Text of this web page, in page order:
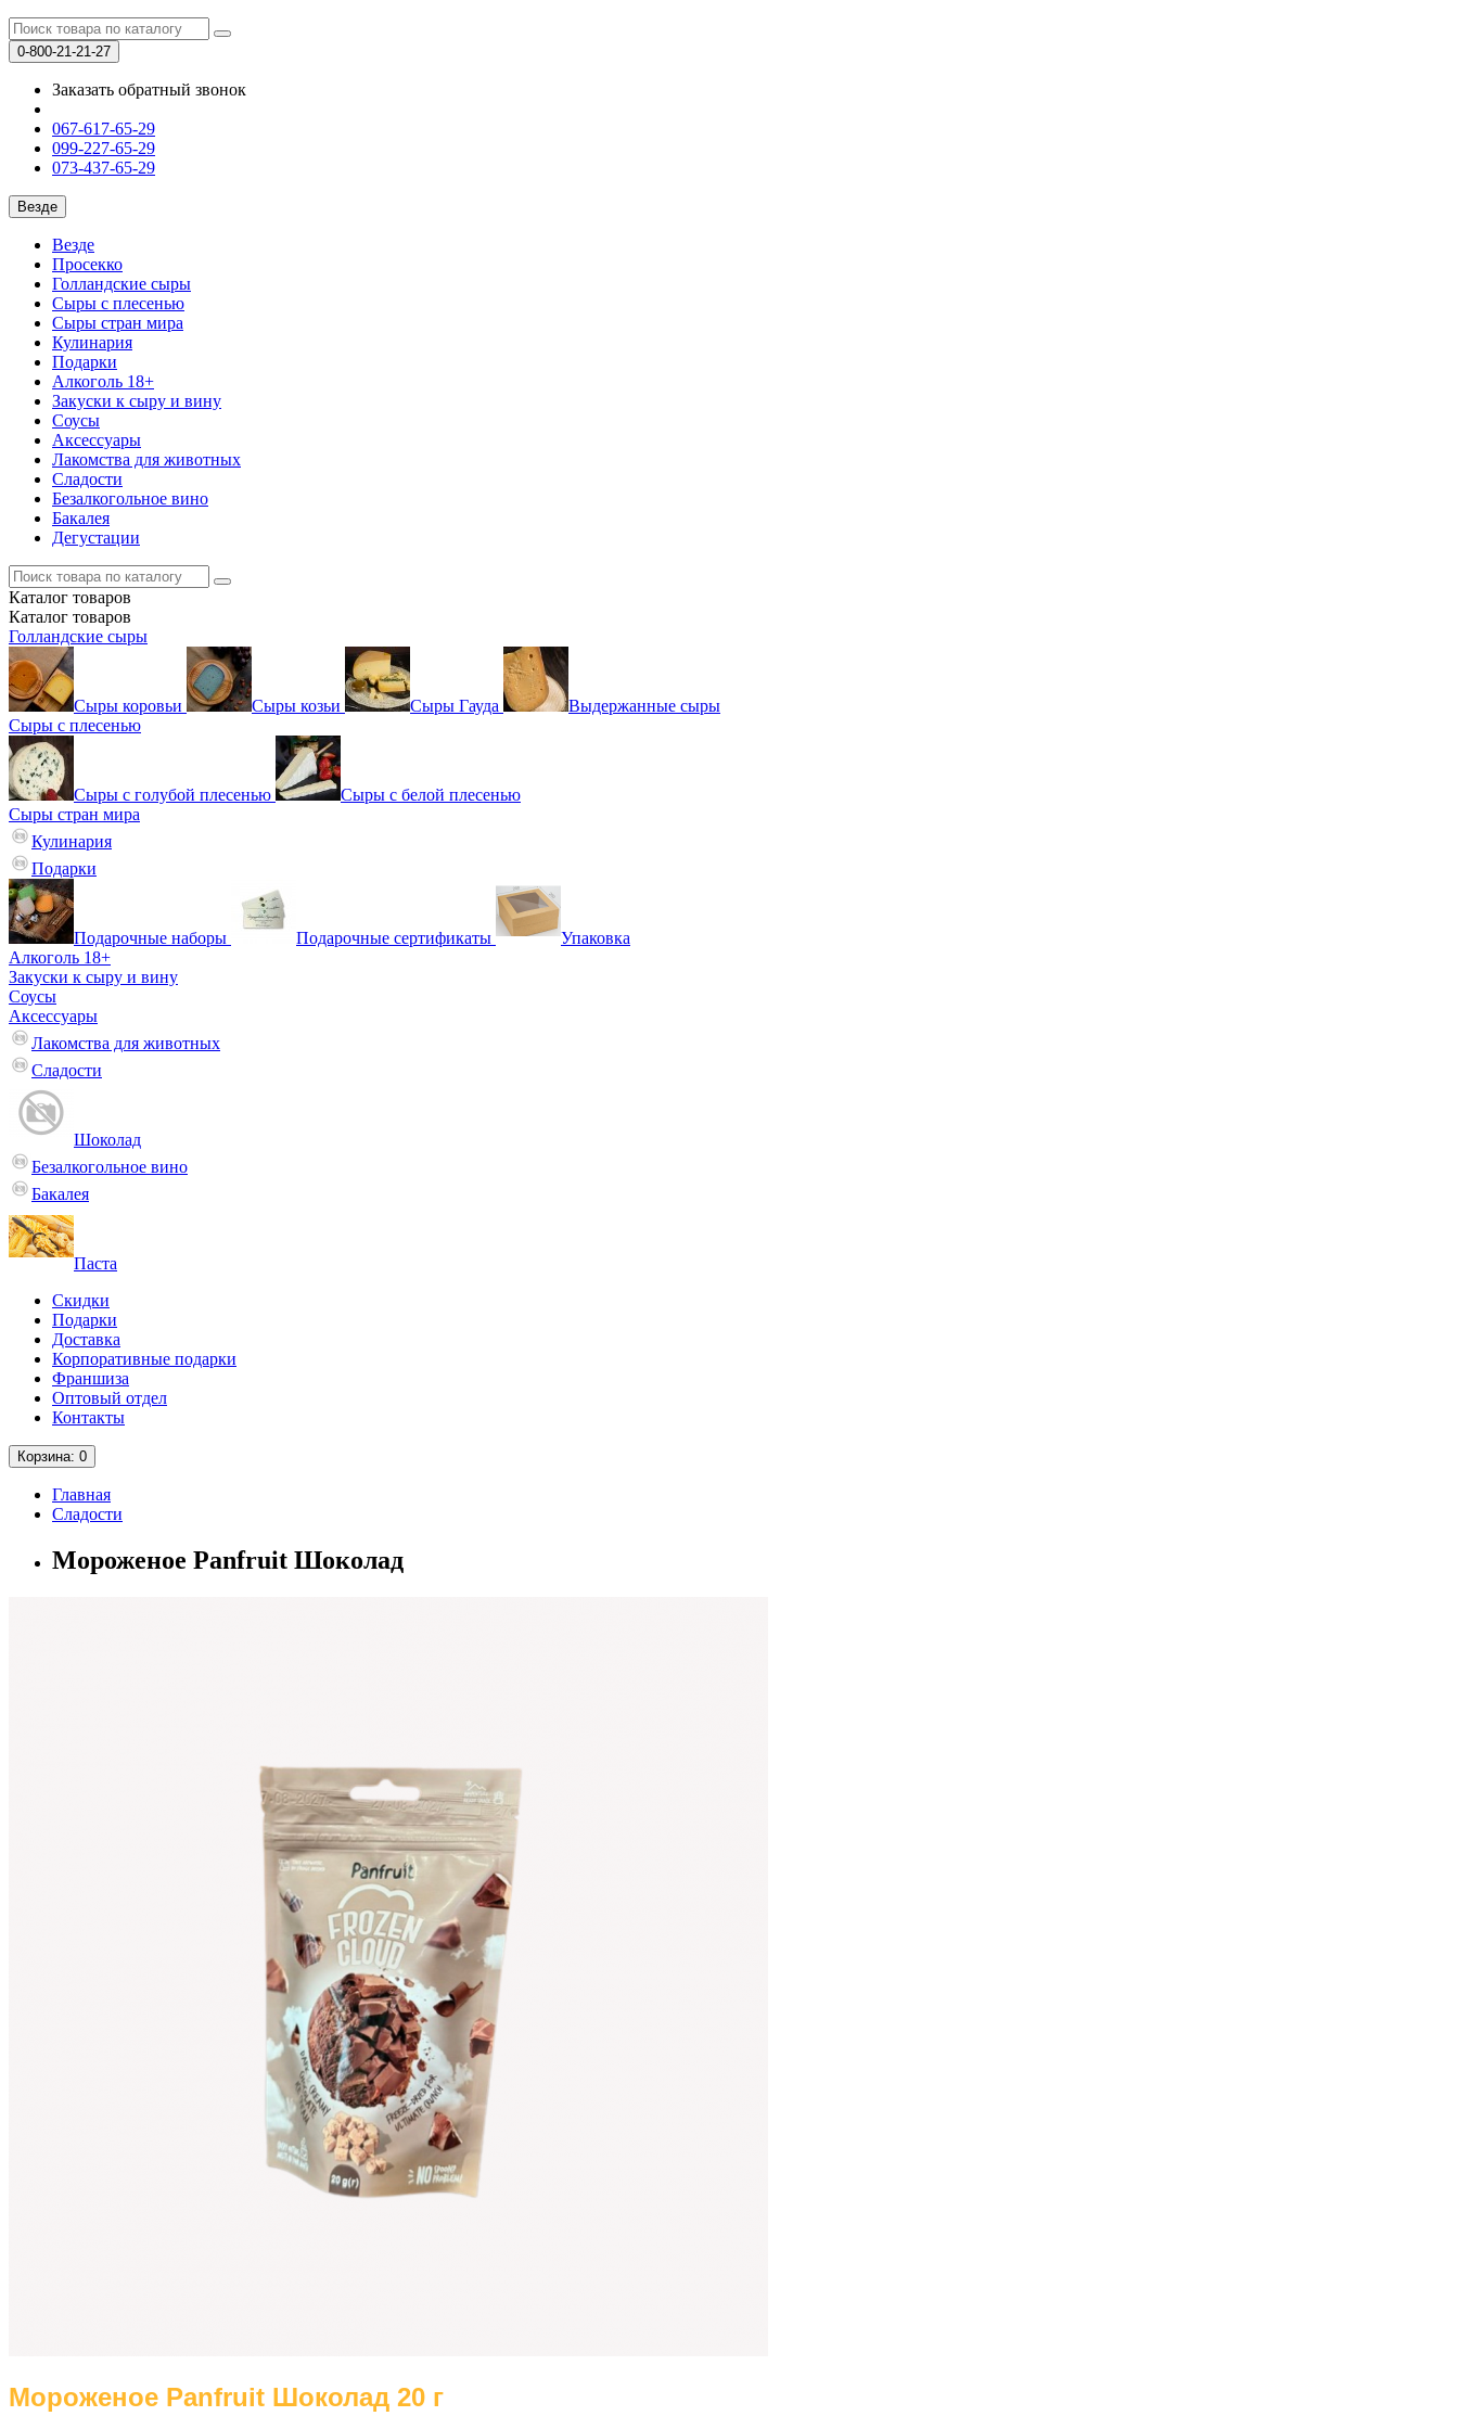
0-800-21-21-27
Заказать обратный звонок
067-617-65-29
099-227-65-29
073-437-65-29
Везде
Везде
Просекко
Голландские сыры
Сыры с плесенью
Сыры стран мира
Кулинария
Подарки
Алкоголь 18+
Закуски к сыру и вину
Соусы
Аксессуары
Лакомства для животных
Сладости
Безалкогольное вино
Бакалея
Дегустации
Каталог товаров
Каталог товаров
Голландские сыры
Сыры коровьи Сыры козьи Сыры Гауда
Выдержанные сыры
Сыры с плесенью
Сыры с голубой плесенью
Сыры с белой плесенью
Сыры стран мира
Кулинария
Подарки
Подарочные наборы Подарочные сертификаты
Упаковка
Алкоголь 18+
Закуски к сыру и вину
Соусы
Аксессуары
Лакомства для животных
Сладости
Шоколад
Безалкогольное вино
Бакалея
Паста
Скидки
Подарки
Доставка
Корпоративные подарки
Франшиза
Оптовый отдел
Контакты
Корзина: 0
Главная
Сладости
Мороженое Panfruit Шоколад
Мороженое Panfruit Шоколад 20 г